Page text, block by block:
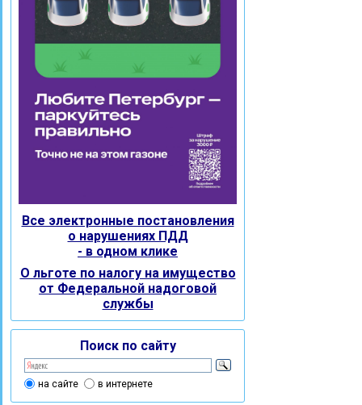
Все электронные постановления
о нарушениях ПДД
- в одном клике
О льготе по налогу на имущество
от Федеральной надоговой
службы
Поиск по сайту
на сайте в интернете